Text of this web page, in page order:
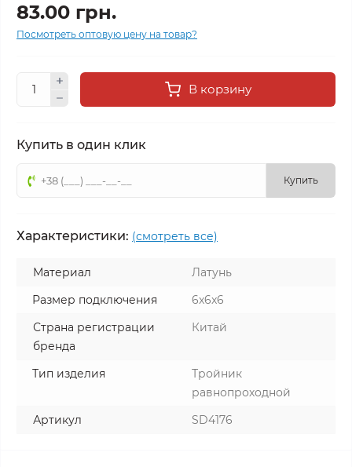
83.00 грн.
Посмотреть оптовую цену на товар?
В корзину
Купить в один клик
Купить
Характеристики: (смотреть все)
Материал
Латунь
Размер подключения
6x6x6
Страна регистрации
бренда
Китай
Тип изделия
Тройник
равнопроходной
Артикул
SD4176